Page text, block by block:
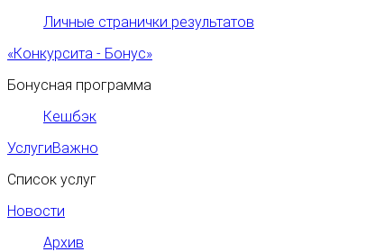
Личные странички результатов
«Конкурсита - Бонус»
Бонусная программа
Кешбэк
УслугиВажно
Список услуг
Новости
Архив